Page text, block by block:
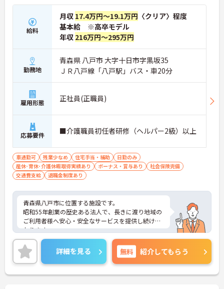
給料
月収 17.4万円～19.1万円 〈クリア〉程度
基本給 ※高卒モデル
年収 216万円～295万円
勤務地
青森県 八戸市 大字十日市字黒坂35
ＪＲ八戸線「八戸駅」バス・車20分
雇用形態 正社員(正職員)
応募要件 ■介護職員初任者研修（ヘルパー2級）以上
車通勤可 残業少なめ 住宅手当・補助
日勤のみ
産休･育休･介護休暇取得実績あり
ボーナス・賞与あり
社会保険完備
交通費支給
退職金制度あり
青森県八戸市に位置する施設です。
昭和55年創業の歴史ある法人で、長きに渡り地域の
ご利用者様へ安心・安全なサービスを提供し続けて
おります。
育児・介護と仕事の両立が出来る様な働き方を相談
でき、長く安心してご就業いただけます。
ご興味のある方は是非お気軽にお問い合わせくださ
い。
詳細を見る 無料 紹介してもらう